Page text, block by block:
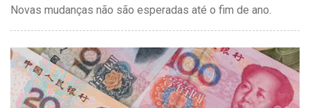
Novas mudanças não são esperadas até o fim de ano.